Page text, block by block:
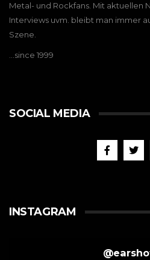
Metal- und Rockfans. Mit aktuellen
Interviews uvm. bleibt man immer
Szene.
…since 1999
SOCIAL MEDIA
INSTAGRAM
@